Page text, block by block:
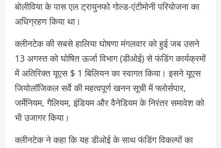
बोलीविया के पास एल ट्रायुनफो गोल्ड-एंटीमोनी परियोजना का
अधिग्रहण किया था।
क्लीनटेक की सबसे हालिया घोषणा मंगलवार को हुई जब उसने
13 अगस्त को घोषित ऊर्जा विभाग (डीओई) से फंडिंग कार्यक्रमों
में अतिरिक्त यूएस $ 1 बिलियन का स्वागत किया। इसने यूएस
जियोलॉजिकल सर्वे की महत्वपूर्ण खनन सूची में फ्लोर्सपार,
जर्मेनियम, गैलियम, इंडियम और वैनेडियम के निरंतर समावेश को
भी उजागर किया।
क्लीनटेक ने कहा कि यह डीओई के साथ फंडिंग विकल्पों का